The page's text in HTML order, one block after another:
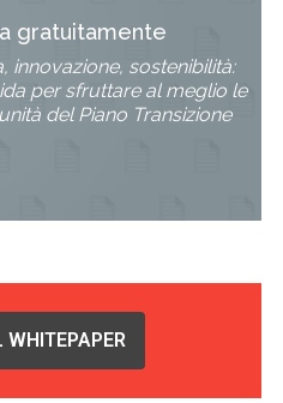
gratuitamente
innovazione, sostenibilità:
per sfruttare al meglio le
del Piano Transizione
WHITEPAPER